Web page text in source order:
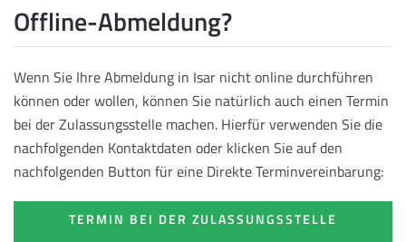
Offline-Abmeldung?
Wenn Sie Ihre Abmeldung in Isar nicht online durchführen
können oder wollen, können Sie natürlich auch einen Termin
bei der Zulassungsstelle machen. Hierfür verwenden Sie die
nachfolgenden Kontaktdaten oder klicken Sie auf den
nachfolgenden Button für eine Direkte Terminvereinbarung:
TERMIN BEI DER ZULASSUNGSSTELLE